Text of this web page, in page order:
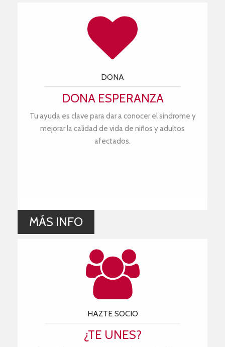
DONA
DONA ESPERANZA
Tu ayuda es clave para dar a conocer el síndrome y
mejorar la calidad de vida de niños y adultos
afectados.
MÁS INFO
HAZTE SOCIO
¿TE UNES?